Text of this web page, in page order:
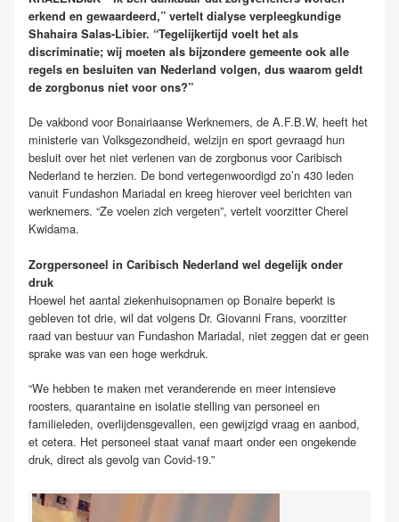
erkend en gewaardeerd,” vertelt dialyse verpleegkundige
Shahaira Salas-Libier. “Tegelijkertijd voelt het als
discriminatie; wij moeten als bijzondere gemeente ook alle
regels en besluiten van Nederland volgen, dus waarom geldt
de zorgbonus niet voor ons?”
De vakbond voor Bonairiaanse Werknemers, de A.F.B.W, heeft het
ministerie van Volksgezondheid, welzijn en sport gevraagd hun
besluit over het niet verlenen van de zorgbonus voor Caribisch
Nederland te herzien. De bond vertegenwoordigd zo’n 430 leden
vanuit Fundashon Mariadal en kreeg hierover veel berichten van
werknemers. “Ze voelen zich vergeten”, vertelt voorzitter Cherel
Kwidama.
Zorgpersoneel in Caribisch Nederland wel degelijk onder
druk
Hoewel het aantal ziekenhuisopnamen op Bonaire beperkt is
gebleven tot drie, wil dat volgens Dr. Giovanni Frans, voorzitter
raad van bestuur van Fundashon Mariadal, niet zeggen dat er geen
sprake was van een hoge werkdruk.
“We hebben te maken met veranderende en meer intensieve
roosters, quarantaine en isolatie stelling van personeel en
familieleden, overlijdensgevallen, een gewijzigd vraag en aanbod,
et cetera. Het personeel staat vanaf maart onder een ongekende
druk, direct als gevolg van Covid-19.”